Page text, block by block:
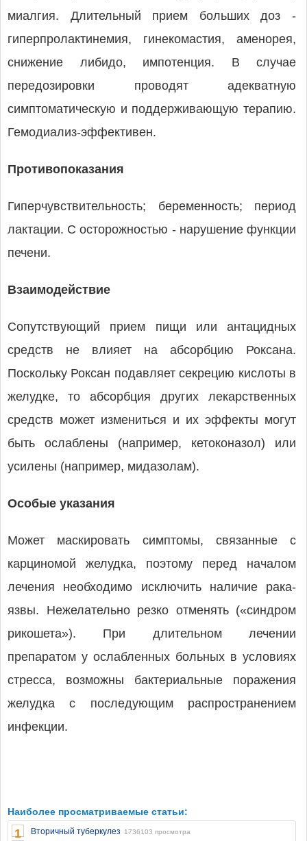
миалгия. Длительный прием больших доз -
гиперпролактинемия, гинекомастия, аменорея,
снижение либидо, импотенция. В случае
передозировки проводят адекватную
симптоматическую и поддерживающую терапию.
Гемодиализ-эффективен.
Противопоказания
Гиперчувствительность; беременность; период
лактации. С осторожностью - нарушение функции
печени.
Взаимодействие
Сопутствующий прием пищи или антацидных
средств не влияет на абсорбцию Роксана.
Поскольку Роксан подавляет секрецию кислоты в
желудке, то абсорбция других лекарственных
средств может измениться и их эффекты могут
быть ослаблены (например, кетоконазол) или
усилены (например, мидазолам).
Особые указания
Может маскировать симптомы, связанные с
карциномой желудка, поэтому перед началом
лечения необходимо исключить наличие рака-
язвы. Нежелательно резко отменять («синдром
рикошета»). При длительном лечении
препаратом у ослабленных больных в условиях
стресса, возможны бактериальные поражения
желудка с последующим распространением
инфекции.
Наиболее просматриваемые статьи:
1 Вторичный туберкулез 1736103 просмотра